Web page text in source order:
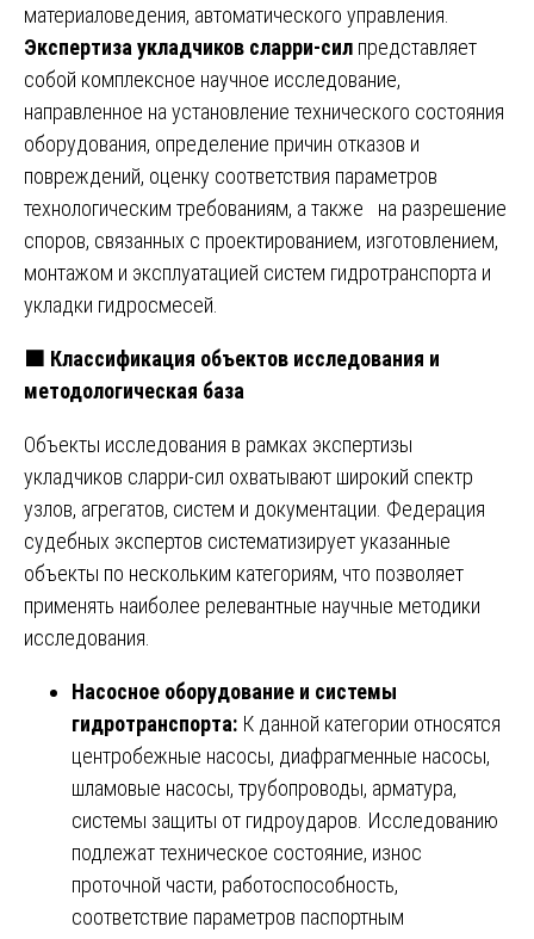
материаловедения, автоматического управления.
Экспертиза укладчиков сларри-сил представляет
собой комплексное научное исследование,
направленное на установление технического состояния
оборудования, определение причин отказов и
повреждений, оценку соответствия параметров
технологическим требованиям, а также на разрешение
споров, связанных с проектированием, изготовлением,
монтажом и эксплуатацией систем гидротранспорта и
укладки гидросмесей.
🟧 Классификация объектов исследования и
методологическая база
Объекты исследования в рамках экспертизы
укладчиков сларри-сил охватывают широкий спектр
узлов, агрегатов, систем и документации. Федерация
судебных экспертов систематизирует указанные
объекты по нескольким категориям, что позволяет
применять наиболее релевантные научные методики
исследования.
Насосное оборудование и системы
гидротранспорта: К данной категории относятся
центробежные насосы, диафрагменные насосы,
шламовые насосы, трубопроводы, арматура,
системы защиты от гидроударов. Исследованию
подлежат техническое состояние, износ
проточной части, работоспособность,
соответствие параметров паспортным